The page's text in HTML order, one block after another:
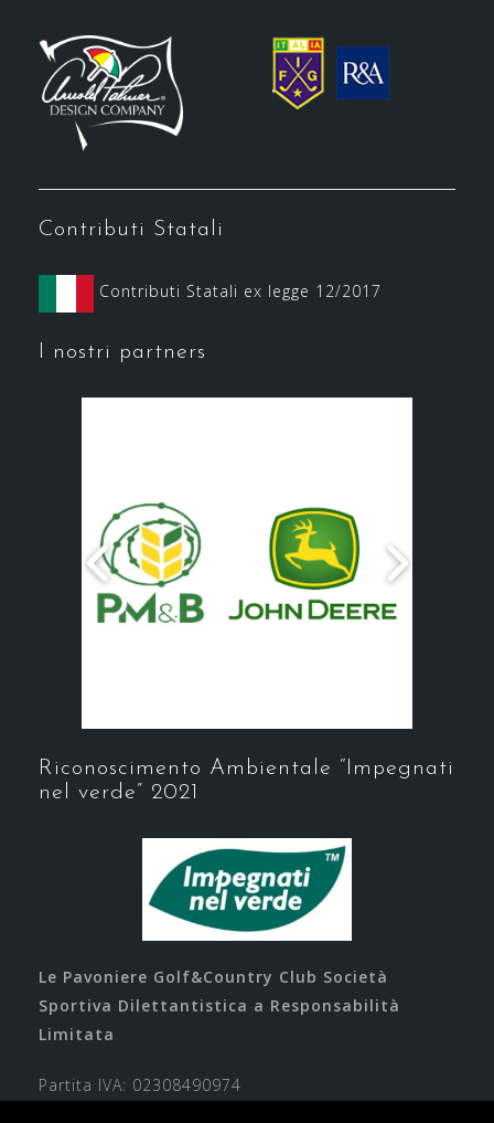
Contributi Statali
Contributi Statali ex legge 12/2017
I nostri partners
Riconoscimento Ambientale “Impegnati
nel verde” 2021
Le Pavoniere Golf&Country Club Società
Sportiva Dilettantistica a Responsabilità
Limitata
Partita IVA: 02308490974